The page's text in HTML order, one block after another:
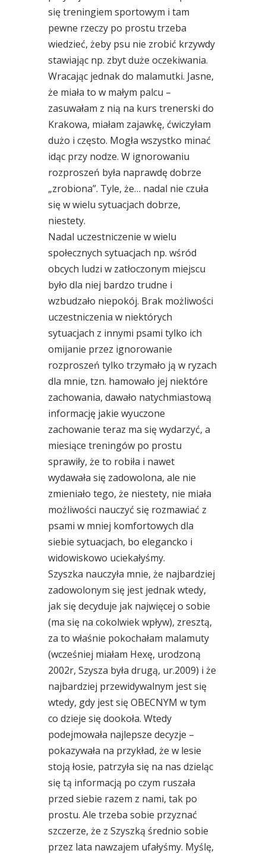
się treningiem sportowym i tam
pewne rzeczy po prostu trzeba
wiedzieć, żeby psu nie zrobić krzywdy
stawiając np. zbyt duże oczekiwania.
Wracając jednak do malamutki. Jasne,
że miała to w małym palcu –
zasuwałam z nią na kurs trenerski do
Krakowa, miałam zajawkę, ćwiczyłam
dużo i często. Mogła wszystko minać
idąc przy nodze. W ignorowaniu
rozproszeń była naprawdę dobrze
„zrobiona”. Tyle, że… nadal nie czuła
się w wielu sytuacjach dobrze,
niestety.
Nadal uczestniczenie w wielu
społecznych sytuacjach np. wśród
obcych ludzi w zatłoczonym miejscu
było dla niej bardzo trudne i
wzbudzało niepokój. Brak możliwości
uczestniczenia w niektórych
sytuacjach z innymi psami tylko ich
omijanie przez ignorowanie
rozproszeń tylko trzymało ją w ryzach
dla mnie, tzn. hamowało jej niektóre
zachowania, dawało natychmiastową
informację jakie wyuczone
zachowanie teraz ma się wydarzyć, a
miesiące treningów po prostu
sprawiły, że to robiła i nawet
wydawała się zadowolona, ale nie
zmieniało tego, że niestety, nie miała
możliwości nauczyć się rozmawiać z
psami w mniej komfortowych dla
siebie sytuacjach, bo elegancko i
widowiskowo uciekałyśmy.
Szyszka nauczyła mnie, że najbardziej
zadowolonym się jest jednak wtedy,
jak się decyduje jak najwięcej o sobie
(ma się na cokolwiek wpływ), zresztą,
za to właśnie pokochałam malamuty
(wcześniej miałam Hexę, urodzoną
2002r, Szysza była drugą, ur.2009) i że
najbardziej przewidywalnym jest się
wtedy, gdy jest się OBECNYM w tym
co dzieje się dookoła. Wtedy
podejmowała najlepsze decyzje –
pokazywała na przykład, że w lesie
stoją łosie, patrzyła się na nas dzieląc
się tą informacją po czym ruszała
przed siebie razem z nami, tak po
prostu. Ale trzeba sobie przyznać
szczerze, że z Szyszką średnio sobie
przez lata nawzajem ufałyśmy. Myślę,